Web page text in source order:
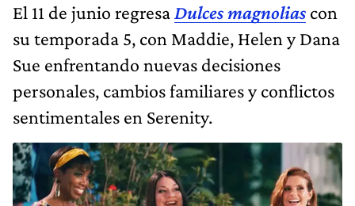
El 11 de junio regresaDulces magnolias con
su temporada 5, con Maddie, Helen y Dana
Sue enfrentando nuevas decisiones
personales, cambios familiares y conflictos
sentimentales en Serenity.